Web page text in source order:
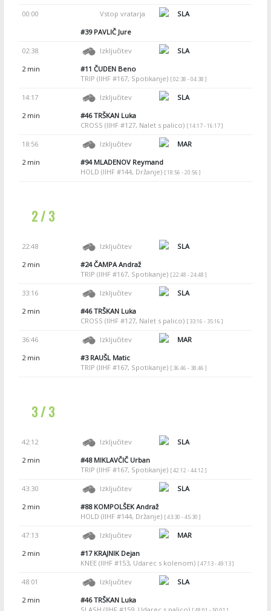
00:00 Vstop vratarja
SLA
#39PAVLIČ Jure
02:38 Izključitev
SLA
2 min
#11 ČUDEN Beno
TRIP (IIHF #167, Spotikanje) [ 02:38 - 04:38 ]
14:17 Izključitev
SLA
2 min
#46TRŠKAN Luka
CROSS (IIHF #127, Nalet s palico) [ 14:17 - 16:17 ]
18:56 Izključitev
MAR
2 min
#94MLADENOV Reymand
HOLD (IIHF #144, Držanje) [ 18:56 - 20:56 ]
2 / 3
22:48 Izključitev
SLA
2 min
#24ČAMPA Andraž
TRIP (IIHF #167, Spotikanje) [ 22:48 - 24:48 ]
33:16 Izključitev
SLA
2 min
#46TRŠKAN Luka
CROSS (IIHF #127, Nalet s palico) [ 33:16 - 35:16 ]
36:46 Izključitev
MAR
2 min
#3RAUŠL Matic
TRIP (IIHF #167, Spotikanje) [ 36:46 - 38:46 ]
3 / 3
42:12 Izključitev
SLA
2 min
#48MIKLAVČIČ Urban
TRIP (IIHF #167, Spotikanje) [ 42:12 - 44:12 ]
43:30 Izključitev
SLA
2 min
#88KOMPOLŠEK Andraž
HOLD (IIHF #144, Držanje) [ 43:30 - 45:30 ]
47:13 Izključitev
MAR
2 min
#17KRAJNIK Dejan
KNEE (IIHF #153, Udarec s kolenom) [ 47:13 - 49:13 ]
48:01 Izključitev
SLA
2 min
#46TRŠKAN Luka